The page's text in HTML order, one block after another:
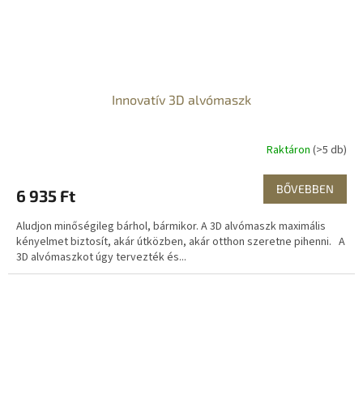
Innovatív 3D alvómaszk
Raktáron (>5 db)
6 935 Ft BŐVEBBEN
Aludjon minőségileg bárhol, bármikor. A 3D alvómaszk maximális
kényelmet biztosít, akár útközben, akár otthon szeretne pihenni. A
3D alvómaszkot úgy tervezték és...